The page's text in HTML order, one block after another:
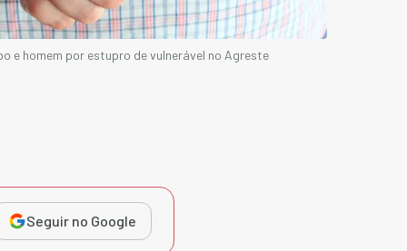
e homem por estupro de vulnerável no Agreste
Seguir no Google